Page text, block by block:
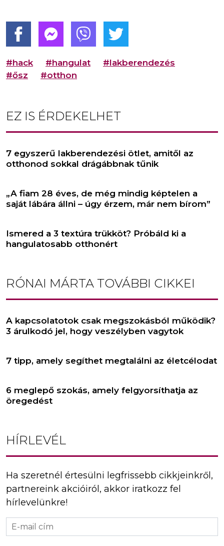
#hack #hangulat
#lakberendezés
#ősz
#otthon
EZ IS ÉRDEKELHET
7 egyszerű lakberendezési ötlet, amitől az
otthonod sokkal drágábbnak tűnik
„A fiam 28 éves, de még mindig képtelen a
saját lábára állni – úgy érzem, már nem bírom”
Ismered a 3 textúra trükköt? Próbáld ki a
hangulatosabb otthonért
RÓNAI MÁRTA TOVÁBBI CIKKEI
A kapcsolatotok csak megszokásból működik?
3 árulkodó jel, hogy veszélyben vagytok
7 tipp, amely segíthet megtalálni az életcélodat
6 meglepő szokás, amely felgyorsíthatja az
öregedést
HÍRLEVÉL
Ha szeretnél értesülni legfrissebb cikkjeinkről,
partnereink akcióiról, akkor iratkozz fel
hírlevelünkre!